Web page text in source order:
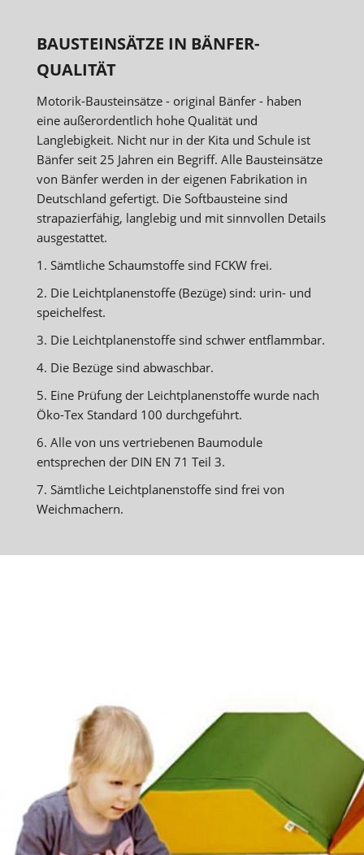
BAUSTEINSÄTZE IN BÄNFER-
QUALITÄT
Motorik-Bausteinsätze - original Bänfer - haben
eine außerordentlich hohe Qualität und
Langlebigkeit. Nicht nur in der Kita und Schule ist
Bänfer seit 25 Jahren ein Begriff. Alle Bausteinsätze
von Bänfer werden in der eigenen Fabrikation in
Deutschland gefertigt. Die Softbausteine sind
strapazierfähig, langlebig und mit sinnvollen Details
ausgestattet.
1. Sämtliche Schaumstoffe sind FCKW frei.
2. Die Leichtplanenstoffe (Bezüge) sind: urin- und
speichelfest.
3. Die Leichtplanenstoffe sind schwer entflammbar.
4. Die Bezüge sind abwaschbar.
5. Eine Prüfung der Leichtplanenstoffe wurde nach
Öko-Tex Standard 100 durchgeführt.
6. Alle von uns vertriebenen Baumodule
entsprechen der DIN EN 71 Teil 3.
7. Sämtliche Leichtplanenstoffe sind frei von
Weichmachern.